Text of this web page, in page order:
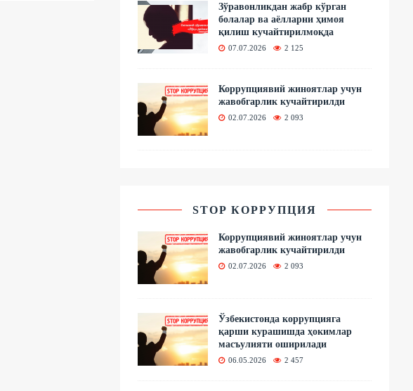
Зўравонликдан жабр кўрган
болалар ва аёлларни ҳимоя
қилиш кучайтирилмоқда
07.07.2026 2 125
Коррупциявий жиноятлар учун
жавобгарлик кучайтирилди
02.07.2026 2 093
STOP КОРРУПЦИЯ
Коррупциявий жиноятлар учун
жавобгарлик кучайтирилди
02.07.2026 2 093
Ўзбекистонда коррупцияга
қарши курашишда ҳокимлар
масъулияти оширилади
06.05.2026 2 457